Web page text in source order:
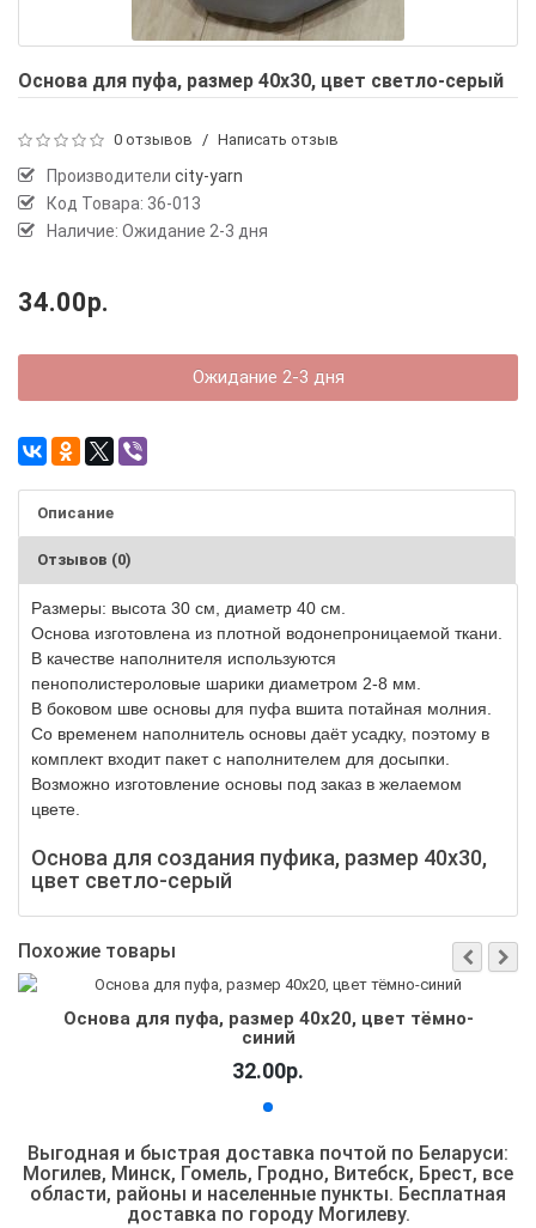
Основа для пуфа, размер 40х30, цвет светло-серый
0 отзывов / Написать отзыв
Производители city-yarn
Код Товара: 36-013
Наличие: Ожидание 2-3 дня
34.00р.
Ожидание 2-3 дня
Описание
Отзывов (0)
Размеры: высота 30 см, диаметр 40 см.
Основа изготовлена из плотной водонепроницаемой ткани.
В качестве наполнителя используются
пенополистероловые шарики диаметром 2-8 мм.
В боковом шве основы для пуфа вшита потайная молния.
Со временем наполнитель основы даёт усадку, поэтому в
комплект входит пакет с наполнителем для досыпки.
Возможно изготовление основы под заказ в желаемом
цвете.
Основа для создания пуфика, размер 40х30,
цвет светло-серый
Похожие товары
Основа для пуфа, размер 40х20, цвет тёмно-
синий
32.00р.
Выгодная и быстрая доставка почтой по Беларуси:
Могилев, Минск, Гомель, Гродно, Витебск, Брест, все
области, районы и населенные пункты. Бесплатная
доставка по городу Могилеву.